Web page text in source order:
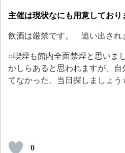
主催は現状なにも用意しており
飲酒は厳禁です。 追い出され
○喫煙も館内全面禁煙と思いま
かしらあると思われますが、
てなかった。当日探しましょう
0